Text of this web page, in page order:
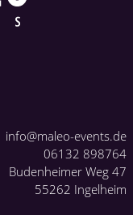
info@maleo-events.de
06132 898764
Budenheimer Weg 47
55262 Ingelheim